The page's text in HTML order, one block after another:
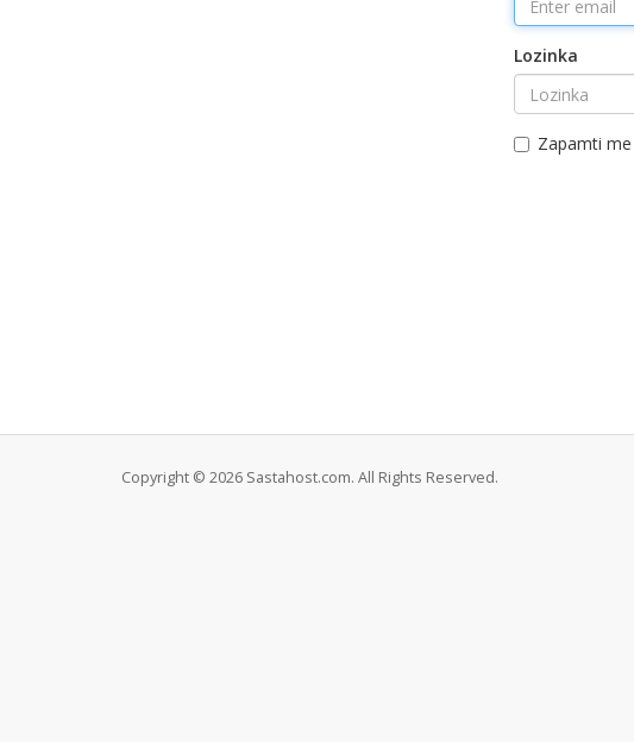
Lozinka
Zapamti me
Copyright © 2026 Sastahost.com. All Rights Reserved.